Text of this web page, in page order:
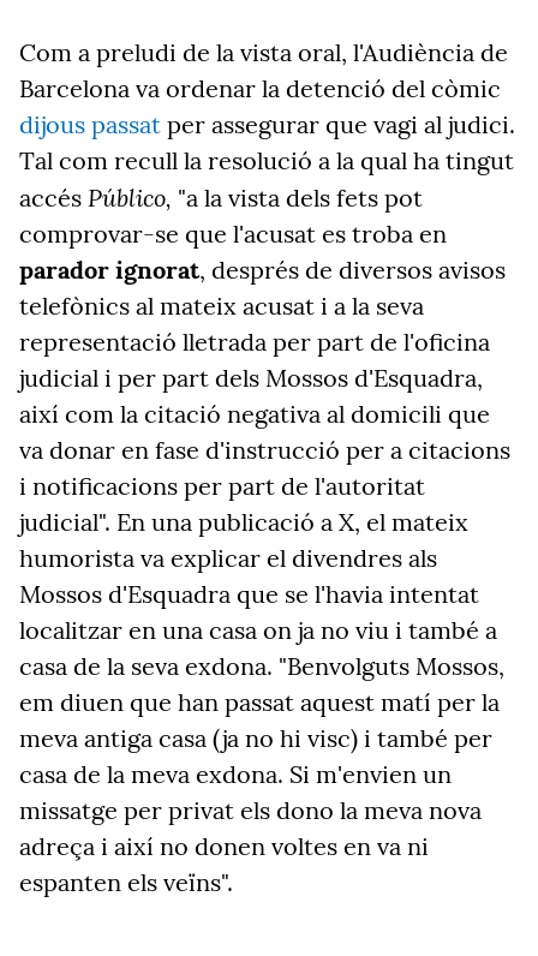
Com a preludi de la vista oral, l'Audiència de
Barcelona va ordenar la detenció del còmic
dijous passat per assegurar que vagi al judici.
Tal com recull la resolució a la qual ha tingut
accés Público, "a la vista dels fets pot
comprovar-se que l'acusat es troba en
parador ignorat, després de diversos avisos
telefònics al mateix acusat i a la seva
representació lletrada per part de l'oficina
judicial i per part dels Mossos d'Esquadra,
així com la citació negativa al domicili que
va donar en fase d'instrucció per a citacions
i notificacions per part de l'autoritat
judicial". En una publicació a X, el mateix
humorista va explicar el divendres als
Mossos d'Esquadra que se l'havia intentat
localitzar en una casa on ja no viu i també a
casa de la seva exdona. "Benvolguts Mossos,
em diuen que han passat aquest matí per la
meva antiga casa (ja no hi visc) i també per
casa de la meva exdona. Si m'envien un
missatge per privat els dono la meva nova
adreça i així no donen voltes en va ni
espanten els veïns".